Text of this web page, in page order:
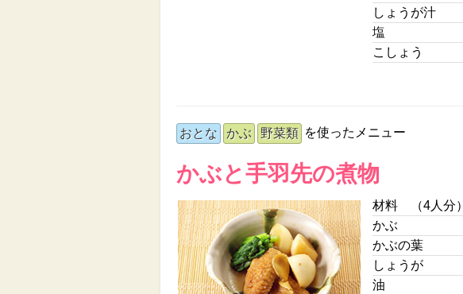
しょうが汁
塩
こしょう
おとな かぶ 野菜類 を使ったメニュー
かぶと手羽先の煮物
材料 （4人分）
かぶ
かぶの葉
しょうが
油